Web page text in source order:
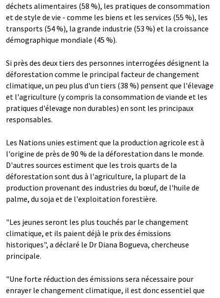
déchets alimentaires (58 %), les pratiques de consommation
et de style de vie - comme les biens et les services (55 %), les
transports (54 %), la grande industrie (53 %) et la croissance
démographique mondiale (45 %).
Si près des deux tiers des personnes interrogées désignent la
déforestation comme le principal facteur de changement
climatique, un peu plus d'un tiers (38 %) pensent que l'élevage
et l'agriculture (y compris la consommation de viande et les
pratiques d'élevage non durables) en sont les principaux
responsables.
Les Nations unies estiment que la production agricole est à
l'origine de près de 90 % de la déforestation dans le monde.
D'autres sources estiment que les trois quarts de la
déforestation sont dus à l'agriculture, la plupart de la
production provenant des industries du bœuf, de l'huile de
palme, du soja et de l'exploitation forestière.
"Les jeunes seront les plus touchés par le changement
climatique, et ils paient déjà le prix des émissions
historiques", a déclaré le Dr Diana Bogueva, chercheuse
principale.
"Une forte réduction des émissions sera nécessaire pour
enrayer le changement climatique, il est donc essentiel que